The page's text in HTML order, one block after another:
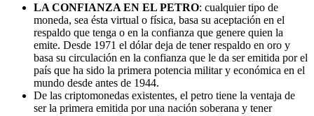
LA CONFIANZA EN EL PETRO: cualquier tipo de
moneda, sea ésta virtual o física, basa su aceptación en el
respaldo que tenga o en la confianza que genere quien la
emite. Desde 1971 el dólar deja de tener respaldo en oro y
basa su circulación en la confianza que le da ser emitida por el
país que ha sido la primera potencia militar y económica en el
mundo desde antes de 1944.
De las criptomonedas existentes, el petro tiene la ventaja de
ser la primera emitida por una nación soberana y tener